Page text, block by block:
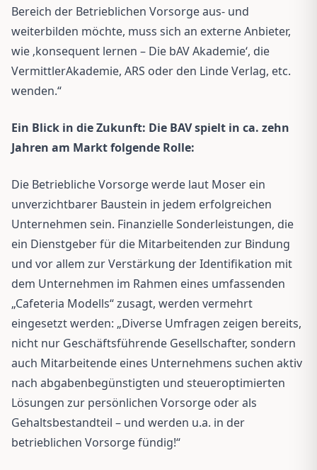
Bereich der Betrieblichen Vorsorge aus- und
weiterbilden möchte, muss sich an externe Anbieter,
wie ‚konsequent lernen – Die bAV Akademie‘, die
VermittlerAkademie, ARS oder den Linde Verlag, etc.
wenden.“
Ein Blick in die Zukunft: Die BAV spielt in ca. zehn
Jahren am Markt folgende Rolle:
Die Betriebliche Vorsorge werde laut Moser ein
unverzichtbarer Baustein in jedem erfolgreichen
Unternehmen sein. Finanzielle Sonderleistungen, die
ein Dienstgeber für die Mitarbeitenden zur Bindung
und vor allem zur Verstärkung der Identifikation mit
dem Unternehmen im Rahmen eines umfassenden
„Cafeteria Modells“ zusagt, werden vermehrt
eingesetzt werden: „Diverse Umfragen zeigen bereits,
nicht nur Geschäftsführende Gesellschafter, sondern
auch Mitarbeitende eines Unternehmens suchen aktiv
nach abgabenbegünstigten und steueroptimierten
Lösungen zur persönlichen Vorsorge oder als
Gehaltsbestandteil – und werden u.a. in der
betrieblichen Vorsorge fündig!“